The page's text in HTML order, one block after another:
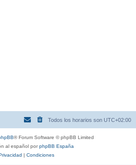
Todos los horarios son UTC+02:00
® Forum Software © phpBB Limited
al español porphpBB España
Condiciones